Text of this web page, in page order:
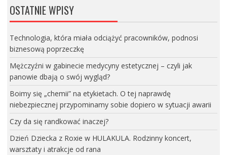
OSTATNIE WPISY
Technologia, która miała odciążyć pracowników, podnosi
biznesową poprzeczkę
Mężczyźni w gabinecie medycyny estetycznej – czyli jak
panowie dbają o swój wygląd?
Boimy się „chemii” na etykietach. O tej naprawdę
niebezpiecznej przypominamy sobie dopiero w sytuacji awarii
Czy da się randkować inaczej?
Dzień Dziecka z Roxie w HULAKULA. Rodzinny koncert,
warsztaty i atrakcje od rana